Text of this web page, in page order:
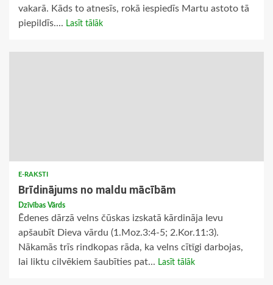
vakarā. Kāds to atnesīs, rokā iespiedīs Martu astoto tā
piepildīs.... Lasīt tālāk
E-RAKSTI
Brīdinājums no maldu mācībām
Dzīvības Vārds
Ēdenes dārzā velns čūskas izskatā kārdināja Ievu
apšaubīt Dieva vārdu (1.Moz.3:4-5; 2.Kor.11:3).
Nākamās trīs rindkopas rāda, ka velns cītīgi darbojas,
lai liktu cilvēkiem šaubīties pat... Lasīt tālāk